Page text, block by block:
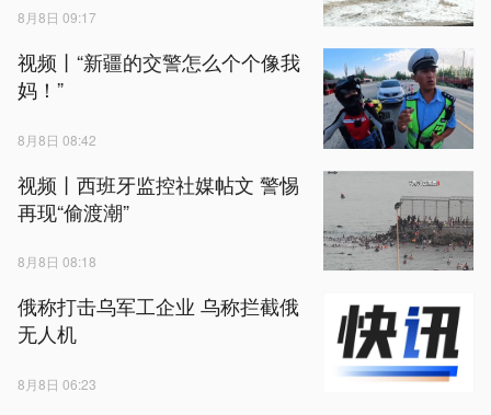
8月8日 09:17
视频丨“新疆的交警怎么个个像我
妈！”
8月8日 08:42
视频丨西班牙监控社媒帖文 警惕
再现“偷渡潮”
8月8日 08:18
俄称打击乌军工企业 乌称拦截俄
无人机
8月8日 06:23